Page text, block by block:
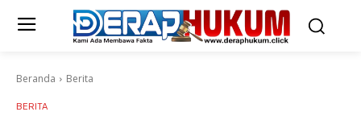
Beranda Berita
BERITA